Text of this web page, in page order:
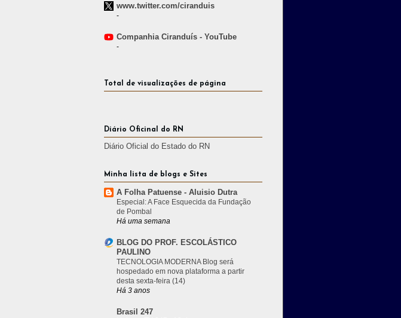
www.twitter.com/ciranduis
-
Companhia Ciranduís - YouTube
-
Total de visualizações de página
Diário Oficinal do RN
Diário Oficial do Estado do RN
Minha lista de blogs e Sites
A Folha Patuense - Aluisio Dutra
Especial: A Face Esquecida da Fundação
de Pombal
Há uma semana
BLOG DO PROF. ESCOLÁSTICO
PAULINO
TECNOLOGIA MODERNA Blog será
hospedado em nova plataforma a partir
desta sexta-feira (14)
Há 3 anos
Brasil 247